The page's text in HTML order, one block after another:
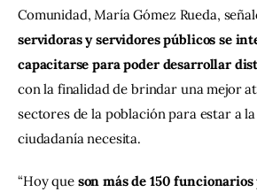
Comunidad, María Gómez Rueda,
servidoras y servidores públicos se
capacitarse para poder desarrollar
con la finalidad de brindar una mejor
sectores de la población para estar a
ciudadanía necesita.
“Hoy que son más de 150